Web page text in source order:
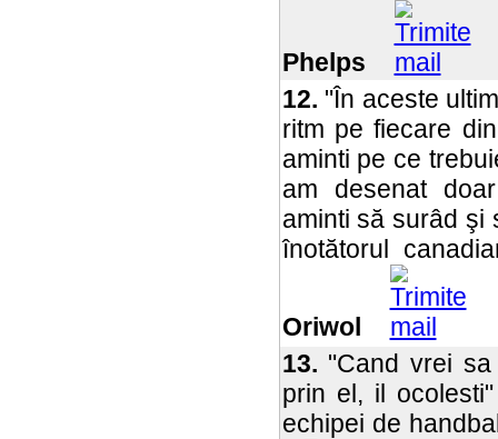
Phelps
12. "În aceste
ritm pe fiecare
aminti pe ce
am desenat
aminti să surâd şi
înotătorul
Oriwol
13. "Cand vrei
prin el, il
echipei de